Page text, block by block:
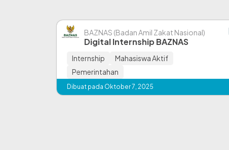
BAZNAS (Badan Amil Zakat Nasional)
Digital Internship BAZNAS
Internship
Mahasiswa Aktif
Pemerintahan
Dibuat pada Oktober 7, 2025